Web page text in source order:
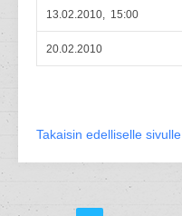
13.02.2010, 15:00
20.02.2010
Takaisin edelliselle sivulle